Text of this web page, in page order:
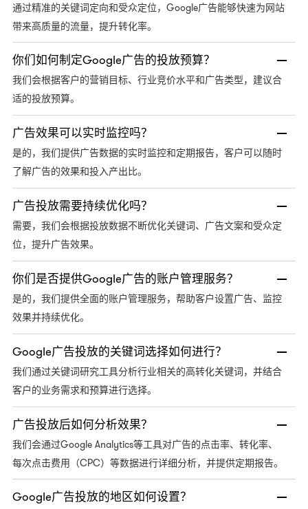
通过精准的关键词定向和受众定位， Google广告能够快速为网站
带来高质量的流量，提升转化率。
你们如何制定Google广告的投放预算？
我们会根据客户的营销目标、行业竞价水平和广告类型，建议合
适的投放预算。
广告效果可以实时监控吗？
是的，我们提供广告数据的实时监控和定期报告，客户可以随时
了解广告的效果和投入产出比。
广告投放需要持续优化吗？
需要，我们会根据投放数据不断优化关键词、广告文案和受众定
位，提升广告效果。
你们是否提供Google广告的账户管理服务？
是的，我们提供全面的账户管理服务，帮助客户设置广告、监控
效果并持续优化。
Google广告投放的关键词选择如何进行？
我们通过关键词研究工具分析行业相关的高转化关键词，并结合
客户的业务需求和预算进行选择。
广告投放后如何分析效果？
我们会通过Google Analytics等工具对广告的点击率、转化率、
每次点击费用（CPC）等数据进行详细分析，并提供定期报告。
Google广告投放的地区如何设置？